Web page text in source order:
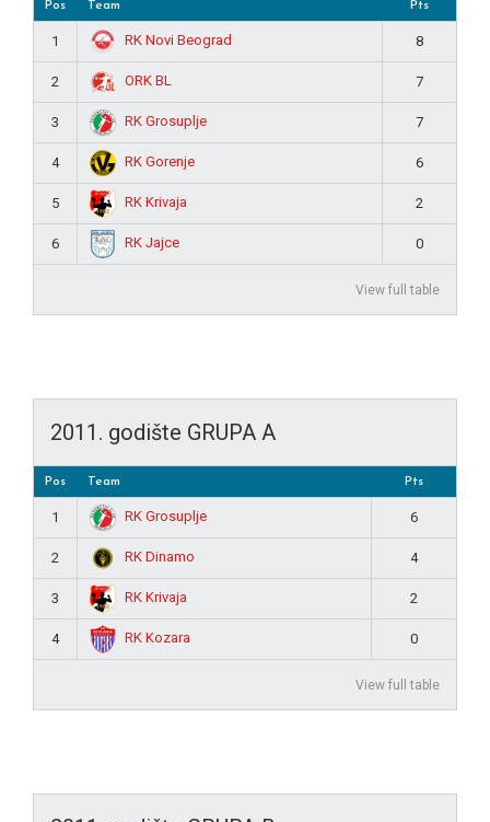
Pos Team Pts
1 RK Novi Beograd 8
2 ORK BL 7
3 RK Grosuplje 7
4 RK Gorenje 6
5 RK Krivaja 2
6 RK Jajce 0
View full table
2011. godište GRUPA A
Pos Team Pts
1 RK Grosuplje 6
2 RK Dinamo 4
3 RK Krivaja 2
4 RK Kozara 0
View full table